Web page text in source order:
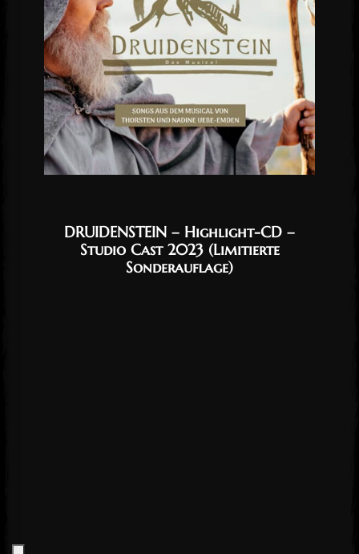
DRUIDENSTEIN – Highlight-CD –
Studio Cast 2023 (Limitierte
Sonderauflage)